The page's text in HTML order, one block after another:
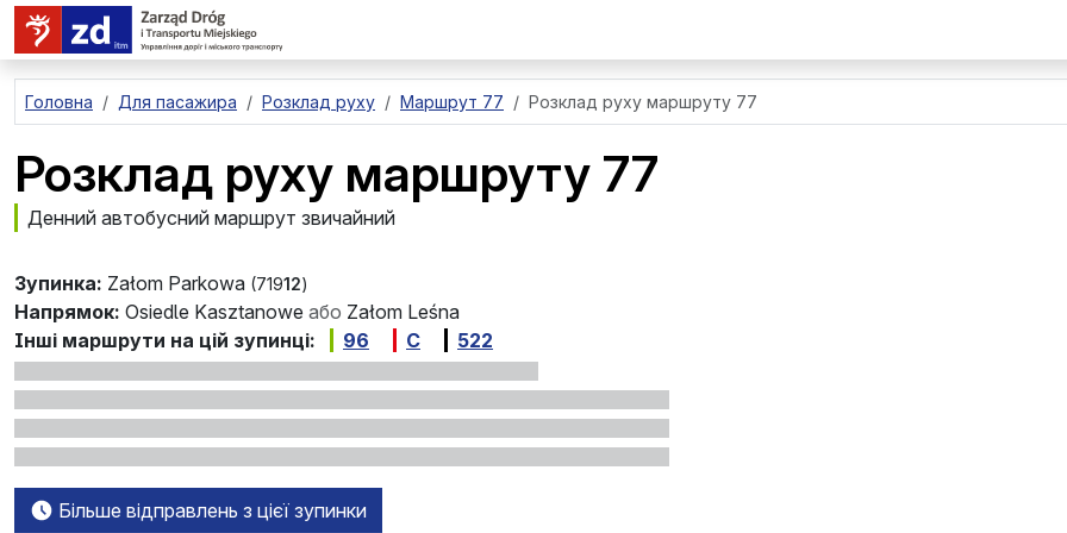
перейти до основного вмісту
Головна Для пасажира Розклад руху Маршрут 77 Розклад руху маршруту 77
Розклад руху маршруту 77
Денний автобусний маршрут звичайний
Зупинка: Załom Parkowa (71912)
Напрямок: Osiedle Kasztanowe або Załom Leśna
Інші маршрути на цій зупинці:
96 C 522
Більше відправлень з цієї зупинки